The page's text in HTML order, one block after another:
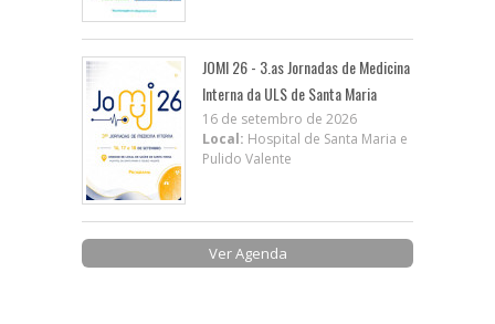
JOMI 26 - 3.as Jornadas de Medicina
Interna da ULS de Santa Maria
16 de setembro de 2026
Local: Hospital de Santa Maria e
Pulido Valente
Ver Agenda